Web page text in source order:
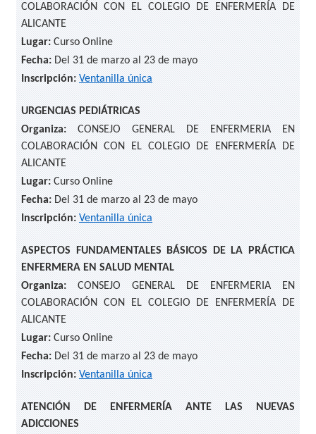
COLABORACIÓN CON EL COLEGIO DE ENFERMERÍA DE
ALICANTE
Lugar: Curso Online
Fecha: Del 31 de marzo al 23 de mayo
Inscripción: Ventanilla única
URGENCIAS PEDIÁTRICAS
Organiza: CONSEJO GENERAL DE ENFERMERIA EN
COLABORACIÓN CON EL COLEGIO DE ENFERMERÍA DE
ALICANTE
Lugar: Curso Online
Fecha: Del 31 de marzo al 23 de mayo
Inscripción: Ventanilla única
ASPECTOS FUNDAMENTALES BÁSICOS DE LA PRÁCTICA
ENFERMERA EN SALUD MENTAL
Organiza: CONSEJO GENERAL DE ENFERMERIA EN
COLABORACIÓN CON EL COLEGIO DE ENFERMERÍA DE
ALICANTE
Lugar: Curso Online
Fecha: Del 31 de marzo al 23 de mayo
Inscripción: Ventanilla única
ATENCIÓN DE ENFERMERÍA ANTE LAS NUEVAS
ADICCIONES